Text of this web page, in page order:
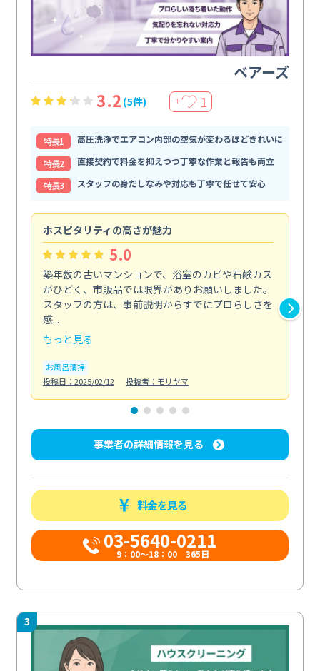
ベアーズ
3.2 (5件) ＋ 1
特⻑1
高圧洗浄でエアコン内部の空気が変わるほどきれいに
特⻑2
直接契約で料金を抑えつつ丁寧な作業と報告も両立
特⻑3
スタッフの身だしなみや対応も丁寧で任せて安心
ホスピタリティの高さが魅力
5.0
築年数の古いマンションで、浴室のカビや石鹸カス
がひどく、市販品では限界がありお願いしました。
スタッフの方は、事前説明からすでにプロらしさを
感...
もっと見る
お風呂清掃
投稿日：2025/02/12
投稿者：モリヤマ
事業者の詳細情報を見る
料金を見る
03-5640-0211
9：00～18：00 365日
3